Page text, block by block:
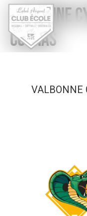
VALBONNE
Cobras
VALBONNE